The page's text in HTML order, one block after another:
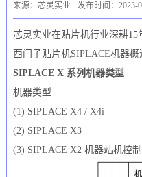
来源：芯灵实业 发布时间：2023-
芯灵实业在贴片机行业深耕15
西门子贴片机SIPLACE机器概
SIPLACE X 系列机器类型
机器类型
(1) SIPLACE X4 / X4i
(2) SIPLACE X3
(3) SIPLACE X2 机器站机控